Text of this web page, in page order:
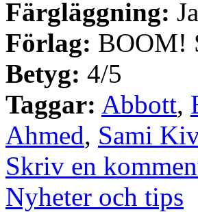
Färgläggning:
Förlag: BOOM!
Betyg: 4/5
Taggar: Abbott,
Ahmed, Sami
Skriv en
Nyheter och tips